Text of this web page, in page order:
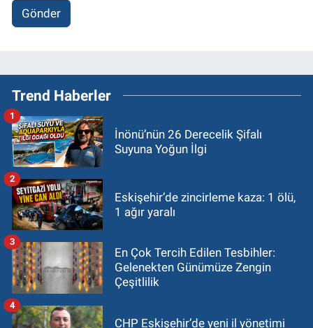
Gönder
Trend Haberler
İnönü’nün 26 Derecelik Şifalı
Suyuna Yoğun İlgi
1
Eskişehir’de zincirleme kaza: 1 ölü,
1 ağır yaralı
2
En Çok Tercih Edilen Tesbihler:
Gelenekten Günümüze Zengin
Çeşitlilik
3
CHP Eskişehir’de yeni il yönetimi
4